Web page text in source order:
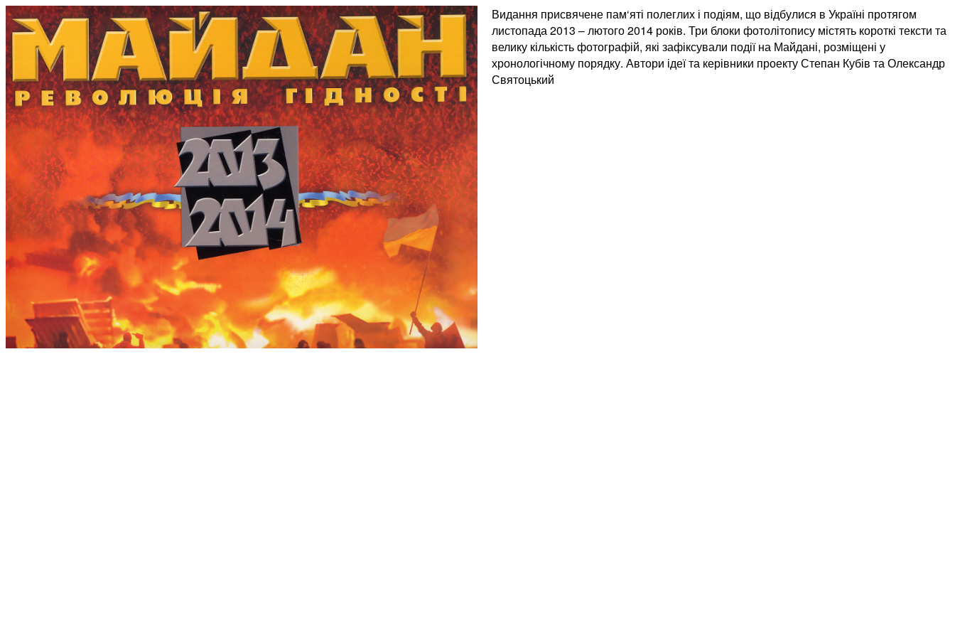
Видання присвячене пам‘яті полеглих і подіям, що відбулися в Україні протягом
листопада 2013 – лютого 2014 років. Три блоки фотолітопису містять короткі тексти та
велику кількість фотографій, які зафіксували події на Майдані, розміщені у
хронологічному порядку. Автори ідеї та керівники проекту Степан Кубів та Олександр
Святоцький